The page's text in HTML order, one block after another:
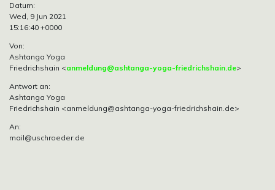
Datum:
Wed, 9 Jun 2021
15:16:40 +0000
Von:
Ashtanga Yoga
Friedrichshain <anmeldung@ashtanga-yoga-friedrichshain.de>
Antwort an:
Ashtanga Yoga
Friedrichshain <anmeldung@ashtanga-yoga-friedrichshain.de>
An:
mail@uschroeder.de